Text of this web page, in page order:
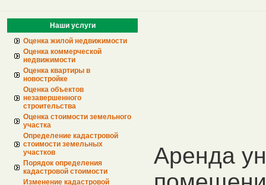
Наши услуги
Оценка жилой недвижимости
Оценка коммерческой
недвижимости
Оценка квартиры в
новостройке
Оценка объектов
незавершенного
строительства
Оценка стоимости земельного
участка
Определение кадастровой
стоимости земельных
участков
Порядок определения
кадастровой стоимости
Изменение кадастровой
Аренда